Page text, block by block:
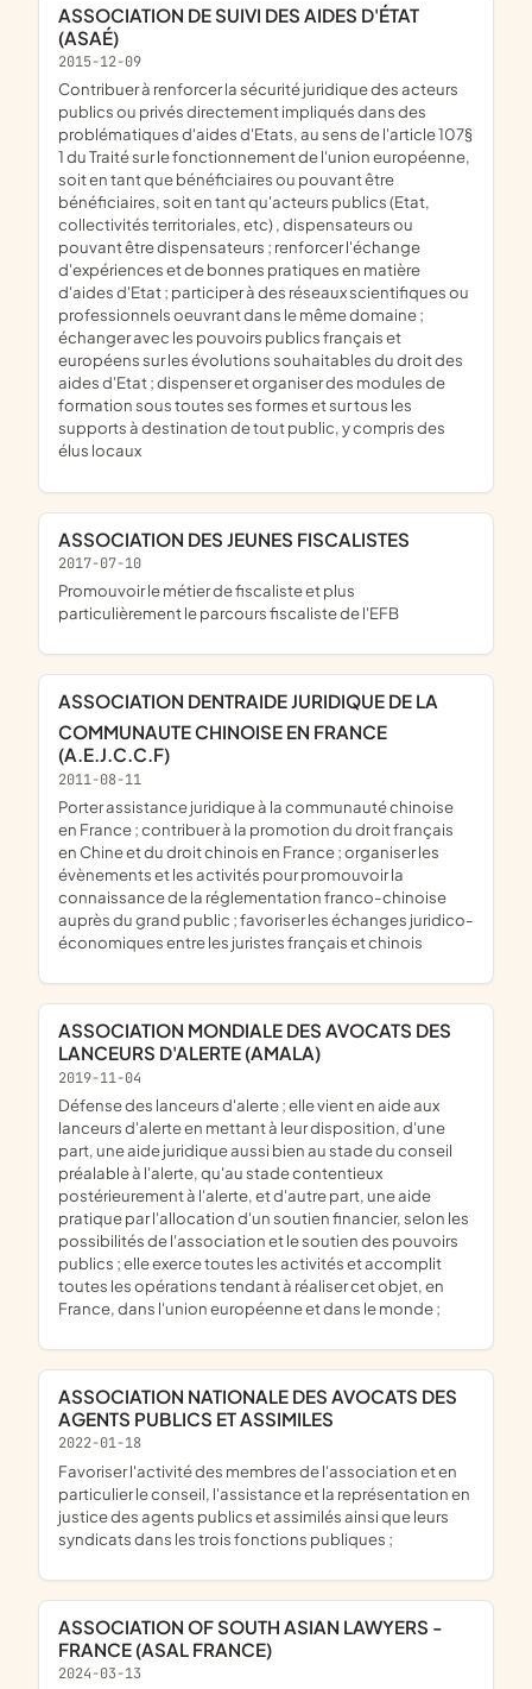
ASSOCIATION DE SUIVI DES AIDES D'ÉTAT
(ASAÉ)
2015-12-09
contribuer à renforcer la sécurité juridique des acteurs
publics ou privés directement impliqués dans des
problématiques d'aides d'Etats, au sens de l'article 107§
1 du Traité sur le fonctionnement de l'union européenne,
soit en tant que bénéficiaires ou pouvant être
bénéficiaires, soit en tant qu'acteurs publics (Etat,
collectivités territoriales, etc) , dispensateurs ou
pouvant être dispensateurs ; renforcer l'échange
d'expériences et de bonnes pratiques en matière
d'aides d'Etat ; participer à des réseaux scientifiques ou
professionnels oeuvrant dans le même domaine ;
échanger avec les pouvoirs publics français et
européens sur les évolutions souhaitables du droit des
aides d'Etat ; dispenser et organiser des modules de
formation sous toutes ses formes et sur tous les
supports à destination de tout public, y compris des
élus locaux
ASSOCIATION DES JEUNES FISCALISTES
2017-07-10
promouvoir le métier de fiscaliste et plus
particulièrement le parcours fiscaliste de l'EFB
ASSOCIATION DENTRAIDE JURIDIQUE DE LA
COMMUNAUTE CHINOISE EN FRANCE
(A.E.J.C.C.F)
2011-08-11
porter assistance juridique à la communauté chinoise
en France ; contribuer à la promotion du droit français
en Chine et du droit chinois en France ; organiser les
évènements et les activités pour promouvoir la
connaissance de la réglementation franco-chinoise
auprès du grand public ; favoriser les échanges juridico-
économiques entre les juristes français et chinois
ASSOCIATION MONDIALE DES AVOCATS DES
LANCEURS D'ALERTE (AMALA)
2019-11-04
défense des lanceurs d'alerte ; elle vient en aide aux
lanceurs d'alerte en mettant à leur disposition, d'une
part, une aide juridique aussi bien au stade du conseil
préalable à l'alerte, qu'au stade contentieux
postérieurement à l'alerte, et d'autre part, une aide
pratique par l'allocation d'un soutien financier, selon les
possibilités de l'association et le soutien des pouvoirs
publics ; elle exerce toutes les activités et accomplit
toutes les opérations tendant à réaliser cet objet, en
France, dans l'union européenne et dans le monde ;
ASSOCIATION NATIONALE DES AVOCATS DES
AGENTS PUBLICS ET ASSIMILES
2022-01-18
favoriser l'activité des membres de l'association et en
particulier le conseil, l'assistance et la représentation en
justice des agents publics et assimilés ainsi que leurs
syndicats dans les trois fonctions publiques ;
ASSOCIATION OF SOUTH ASIAN LAWYERS -
FRANCE (ASAL FRANCE)
2024-03-13